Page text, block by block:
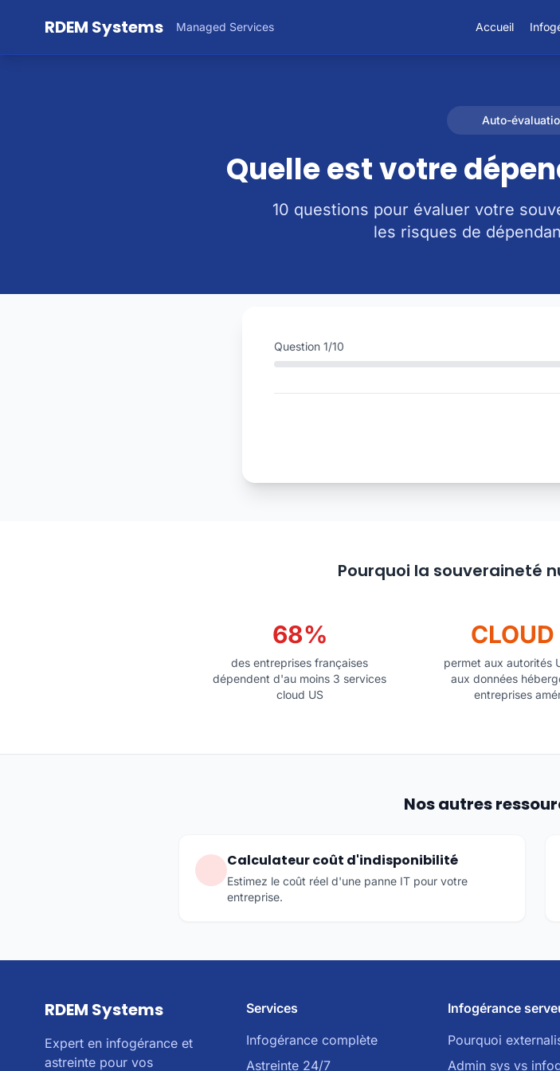
RDEM Systems Managed Services Accueil
Auto-
Quelle est votre
10 questions pour évaluer votre
les risques de
Question 1/10
Pourquoi la souveraineté
68%
des entreprises françaises
dépendent d'au moins 3 services
cloud US
permet aux autorités
aux données
entreprises
Nos autres
Calculateur coût d'indisponibilité
Estimez le coût réel d'une panne IT pour votre
entreprise.
RDEM Systems
Expert en infogérance et
astreinte pour vos
Services
Infogérance complète
Astreinte 24/7
Infogérance
Pourquoi
Admin sys vs